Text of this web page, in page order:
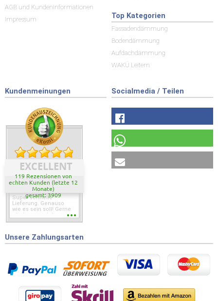
AGB und Kundeninformationen
Impressum
Top Kategorien
Fassadendämmung
Bodendämmung
Aufdachdämmung
WAKÜ Leitern
Kundenmeinungen
EXCELLENT
119 Rezensionen von
echten Kunden (letzte 12
Monate)
gesamt: 3909
Super schnelle
Lieferung. Genauso
wie es sein soll! Gerne
wieder wenn ich was
Socialmedia / Teilen
Unsere Zahlungsarten